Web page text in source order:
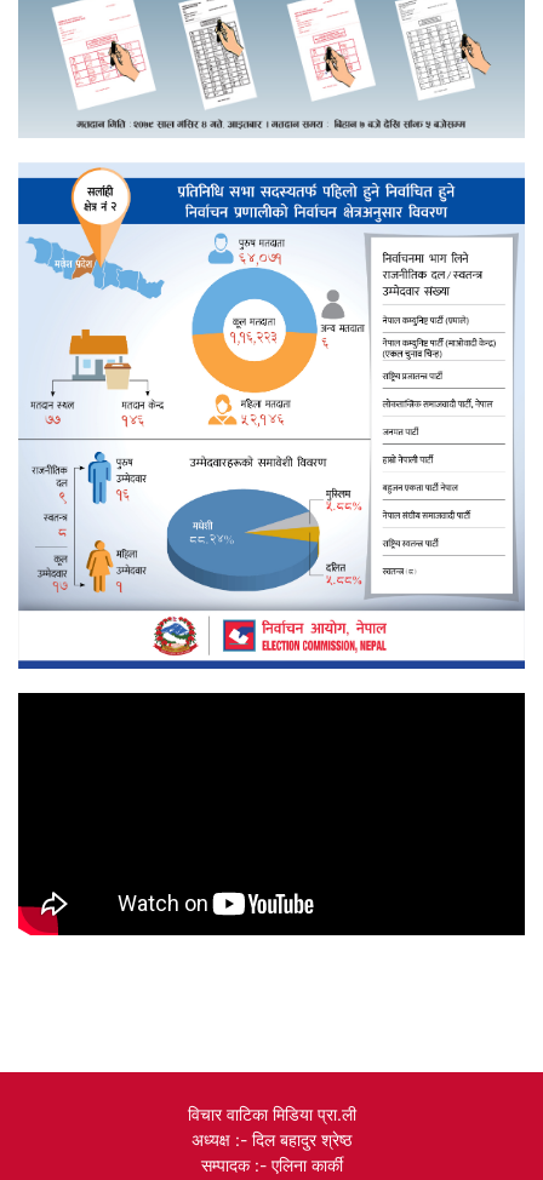
विचार वाटिका मिडिया प्रा.ली
अध्यक्ष :- दिल बहादुर श्रेष्ठ
सम्पादक :- एलिना कार्की